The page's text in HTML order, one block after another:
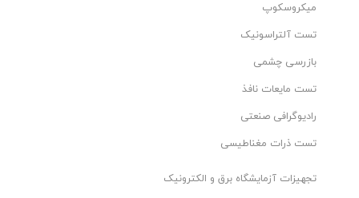
میکروسکوپ
تست آلتراسونیک
بازرسی چشمی
تست مایعات نافذ
رادیوگرافی صنعتی
تست ذرات مغناطیسی
تجهیزات آزمایشگاه برق و الکترونیک